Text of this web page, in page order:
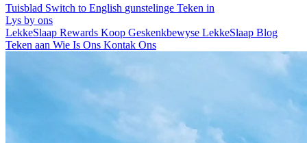
Tuisblad Switch to English gunstelinge Teken in
Lys by ons
LekkeSlaap Rewards Koop Geskenkbewyse LekkeSlaap Blog
Teken aan Wie Is Ons Kontak Ons